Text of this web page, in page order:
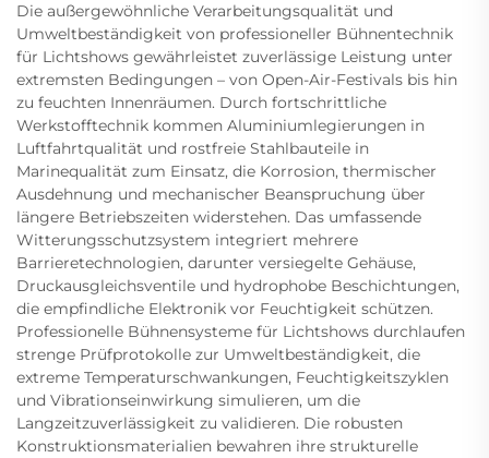
Die außergewöhnliche Verarbeitungsqualität und
Umweltbeständigkeit von professioneller Bühnentechnik
für Lichtshows gewährleistet zuverlässige Leistung unter
extremsten Bedingungen – von Open-Air-Festivals bis hin
zu feuchten Innenräumen. Durch fortschrittliche
Werkstofftechnik kommen Aluminiumlegierungen in
Luftfahrtqualität und rostfreie Stahlbauteile in
Marinequalität zum Einsatz, die Korrosion, thermischer
Ausdehnung und mechanischer Beanspruchung über
längere Betriebszeiten widerstehen. Das umfassende
Witterungsschutzsystem integriert mehrere
Barrieretechnologien, darunter versiegelte Gehäuse,
Druckausgleichsventile und hydrophobe Beschichtungen,
die empfindliche Elektronik vor Feuchtigkeit schützen.
Professionelle Bühnensysteme für Lichtshows durchlaufen
strenge Prüfprotokolle zur Umweltbeständigkeit, die
extreme Temperaturschwankungen, Feuchtigkeitszyklen
und Vibrationseinwirkung simulieren, um die
Langzeitzuverlässigkeit zu validieren. Die robusten
Konstruktionsmaterialien bewahren ihre strukturelle